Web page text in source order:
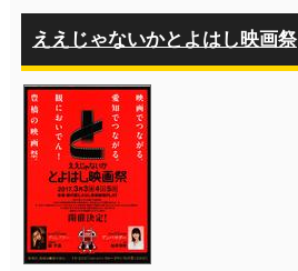
ええじゃないかとよはし映画祭